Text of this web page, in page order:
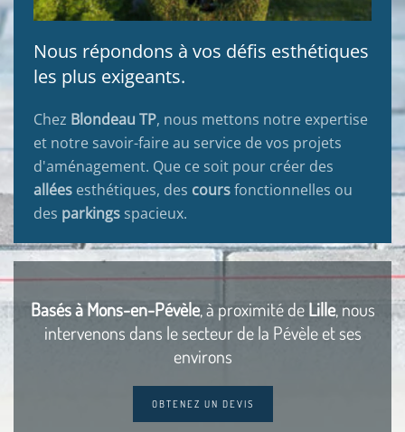
Nous répondons à vos défis esthétiques
les plus exigeants.
Chez Blondeau TP, nous mettons notre expertise
et notre savoir-faire au service de vos projets
d'aménagement. Que ce soit pour créer des
allées esthétiques, des coursfonctionnelles ou
des parkings spacieux.
Basés à Mons-en-Pévèle, à proximité deLille, nous
intervenons dans le secteur de la Pévèle et ses
environs
OBTENEZ UN DEVIS